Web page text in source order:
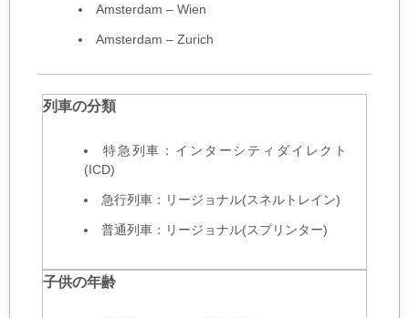
Amsterdam – Wien
Amsterdam – Zurich
列車の分類
特急列車：インターシティダイレクト
(ICD)
急行列車：リージョナル(スネルトレイン)
普通列車：リージョナル(スプリンター)
子供の年齢